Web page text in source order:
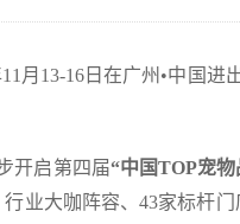
月13-16日在广州•中国进
开启第四届“中国TOP宠物
业大咖阵容、43家标杆门